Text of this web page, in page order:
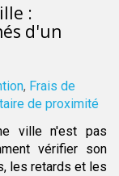
:
d'un
, Frais de
de proximité
ville n'est pas
vérifier son
les retards et les